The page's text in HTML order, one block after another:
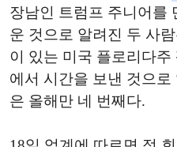
장남인 트럼프 주니어를
운 것으로 알려진 두 사
이 있는 미국 플로리다
에서 시간을 보낸 것으
은 올해만 네 번째다.